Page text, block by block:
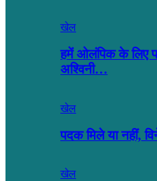
खेल
हमें ओलंपिक के लिए
अश्विनी…
खेल
पदक मिले या नहीं,
खेल